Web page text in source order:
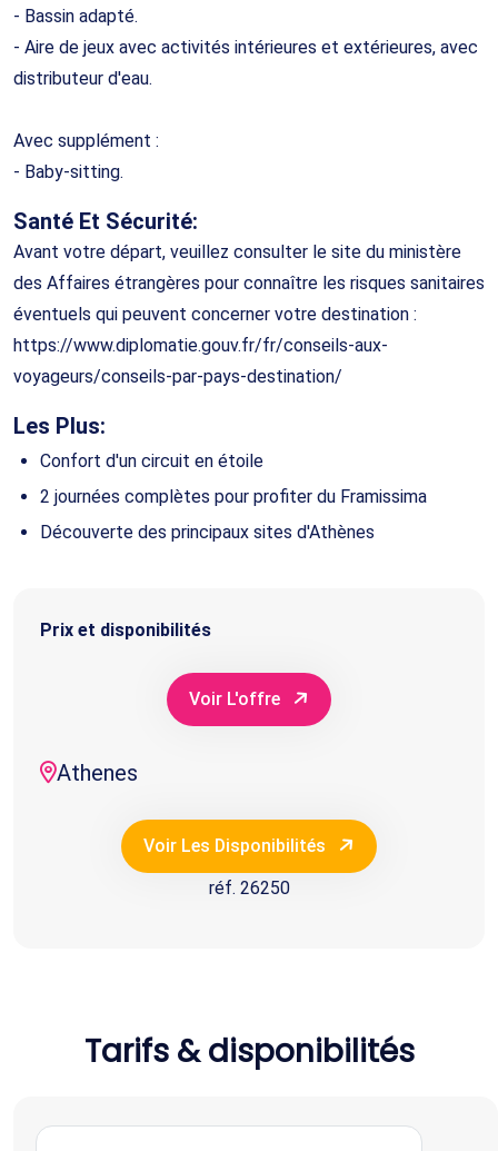
- Bassin adapté.
- Aire de jeux avec activités intérieures et extérieures, avec
distributeur d'eau.
Avec supplément :
- Baby-sitting.
Santé Et Sécurité:
Avant votre départ, veuillez consulter le site du ministère
des Affaires étrangères pour connaître les risques sanitaires
éventuels qui peuvent concerner votre destination :
https://www.diplomatie.gouv.fr/fr/conseils-aux-
voyageurs/conseils-par-pays-destination/
Les Plus:
Confort d'un circuit en étoile
2 journées complètes pour profiter du Framissima
Découverte des principaux sites d'Athènes
Prix et disponibilités
Voir L'offre
Athenes
Voir Les Disponibilités
réf. 26250
Tarifs & disponibilités